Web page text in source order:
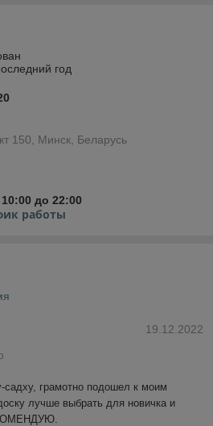
год
150, Минск, Беларусь
до 22:00
работы
19.12.2022
садху, грамотно подошел к моим
лучше выбрать для новичка и